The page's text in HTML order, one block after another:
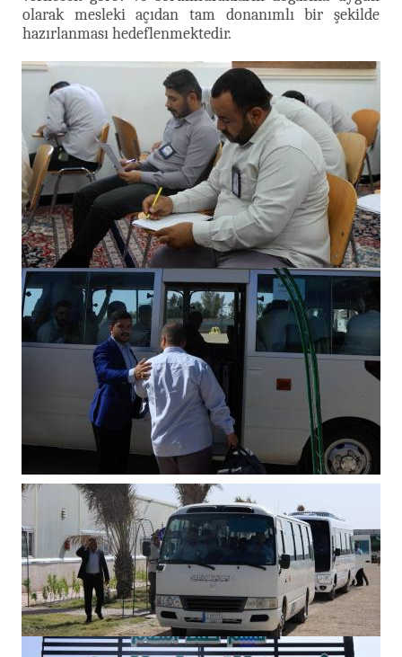
olarak mesleki açıdan tam donanımlı bir şekilde
hazırlanması hedeflenmektedir.